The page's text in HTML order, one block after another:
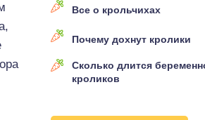
Все о крольчихах
Почему дохнут кролики
Сколько длится
кроликов